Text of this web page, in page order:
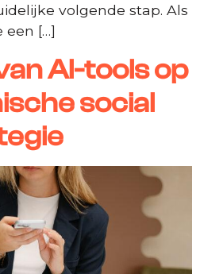
volgende stap. Als
een […]
AI-tools op
social